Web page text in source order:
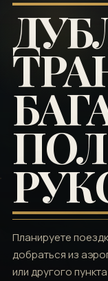
Планируете
добраться из
или другого